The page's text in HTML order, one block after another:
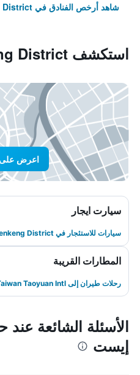
شاهد أرخص الفنادق في Shenkeng District
استكشف Shenkeng District
اعرض على
سيارت ايجار
سيارات للاستئجار في Shenkeng District
المطارات القريبة
رحلات طيران إلى Taiwan Taoyuan Intl
الأسئلة الشائعة عند
إيست